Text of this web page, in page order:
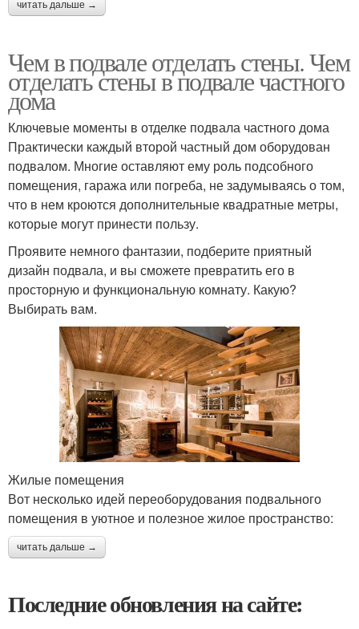
читать дальше →
Чем в подвале отделать стены. Чем
отделать стены в подвале частного
дома
Ключевые моменты в отделке подвала частного дома
Практически каждый второй частный дом оборудован
подвалом. Многие оставляют ему роль подсобного
помещения, гаража или погреба, не задумываясь о том,
что в нем кроются дополнительные квадратные метры,
которые могут принести пользу.
Проявите немного фантазии, подберите приятный
дизайн подвала, и вы сможете превратить его в
просторную и функциональную комнату. Какую?
Выбирать вам.
Жилые помещения
Вот несколько идей переоборудования подвального
помещения в уютное и полезное жилое пространство:
читать дальше →
Последние обновления на сайте: